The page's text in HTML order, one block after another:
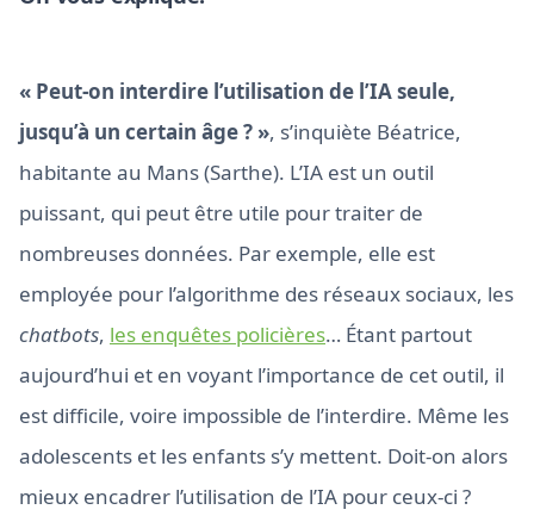
« Peut-on interdire l’utilisation de l’IA seule,
jusqu’à un certain âge ? », s’inquiète Béatrice,
habitante au Mans (Sarthe). L’IA est un outil
puissant, qui peut être utile pour traiter de
nombreuses données. Par exemple, elle est
employée pour l’algorithme des réseaux sociaux, les
chatbots, les enquêtes policières… Étant partout
aujourd’hui et en voyant l’importance de cet outil, il
est difficile, voire impossible de l’interdire. Même les
adolescents et les enfants s’y mettent. Doit-on alors
mieux encadrer l’utilisation de l’IA pour ceux-ci ?